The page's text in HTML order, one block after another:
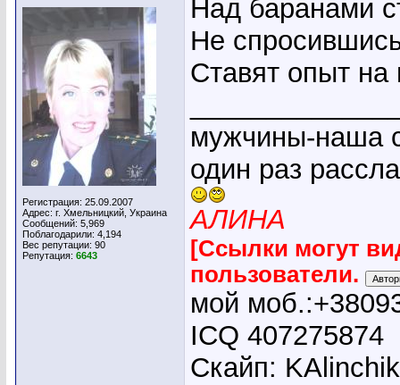
Регистрация: 25.09.2007
Адрес: г. Хмельницкий, Украина
Сообщений: 5,969
Поблагодарили: 4,194
Вес репутации: 90
Репутация: 6643
Над баранами
Не
Ставят опыт
мужчины-наша
один раз
АЛИНА
[Ссылки могут
пользователи.
мой
ICQ 407275874
Скайп: